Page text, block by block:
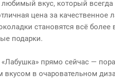
вкус, который всегда
цена за качественное
становятся всё более
подарки.
прямо сейчас —
в очаровательном